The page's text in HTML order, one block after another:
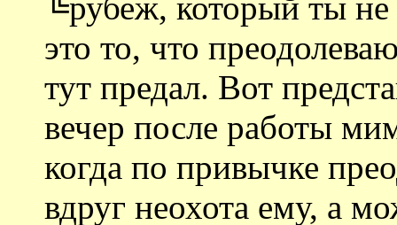
╚рубеж, который ты
это то, что
тут предал. Вот
вечер после работы
когда по привычке
вдруг неохота ему, а